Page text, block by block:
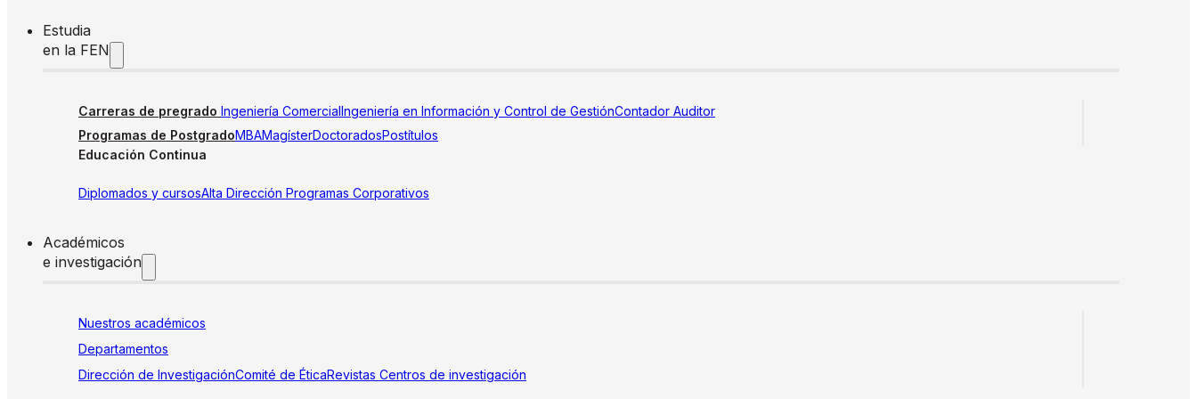
Estudia
en la FEN
Carreras de pregrado Ingeniería ComercialIngeniería en Información y Control de GestiónContador Auditor
Programas de PostgradoMBAMagísterDoctoradosPostítulos
Educación Continua
Diplomados y cursosAlta Dirección Programas Corporativos
Académicos
e investigación
Nuestros académicos
Departamentos
Dirección de InvestigaciónComité de ÉticaRevistas Centros de investigación